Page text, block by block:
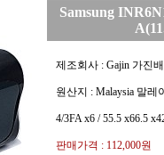
Samsung
제조회사 : Gajin 가진배
원산지 : Malaysia 말레
4/3FA x6 / 55.5 x66.5
판매가격 : 112,000원